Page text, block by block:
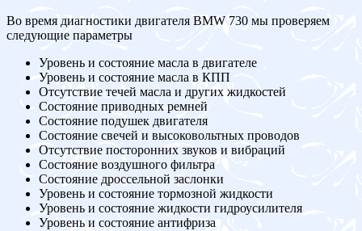
Во время диагностики двигателя BMW 730 мы проверяем
следующие параметры
Уровень и состояние масла в двигателе
Уровень и состояние масла в КПП
Отсутствие течей масла и других жидкостей
Состояние приводных ремней
Состояние подушек двигателя
Состояние свечей и высоковольтных проводов
Отсутствие посторонних звуков и вибраций
Состояние воздушного фильтра
Состояние дроссельной заслонки
Уровень и состояние тормозной жидкости
Уровень и состояние жидкости гидроусилителя
Уровень и состояние антифриза